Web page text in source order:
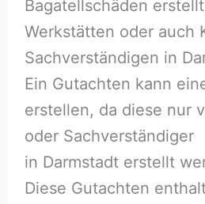
Bagatellschäden
Werkstätten oder auch
Sachverständigen in
Ein Gutachten kann
erstellen, da diese nur
oder Sachverständiger
in Darmstadt erstellt
Diese Gutachten